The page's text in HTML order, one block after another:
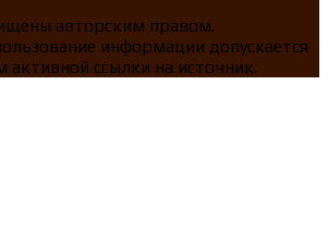
авторским правом.
информации допускается
активной ссылки на источник.